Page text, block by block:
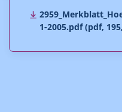
1-2005.pdf (pdf,